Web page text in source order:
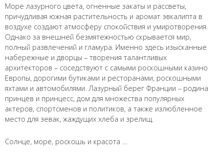
Море лазурного цвета, огненные закаты и рассветы,
причудливая южная растительность и аромат эвкалипта в
воздухе создают атмосферу спокойствия и умиротворения.
Однако за внешней безмятежностью скрывается мир,
полный развлечений и гламура. Именно здесь изысканные
набережные и дворцы – творения талантливых
архитекторов – соседствуют с самыми роскошными казино
Европы, дорогими бутиками и ресторанами, роскошными
яхтами и автомобилями. Лазурный берег Франции – родина
принцев и принцесс, дом для множества популярных
актеров, спортсменов и политиков, а также излюбленное
место для зевак, жаждущих хлеба и зрелищ.
Солнце, море, роскошь и красота …